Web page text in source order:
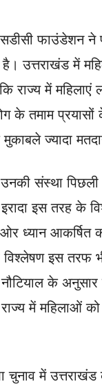
फाउंडेशन ने
उत्तराखंड में
राज्य में
के तमाम प्रयासों
ज्यादा
संस्था पिछली
इस तरह के
ध्यान आकर्षित
इस तरफ
के
में महिलाओं
में उत्तराखंड